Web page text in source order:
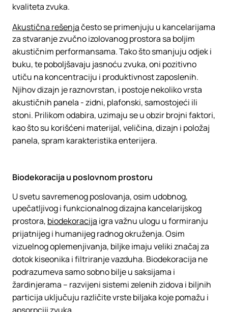
kvaliteta zvuka.
Akustična rešenjačesto se primenjuju u kancelarijama
za stvaranje zvučno izolovanog prostora sa boljim
akustičnim performansama. Tako što smanjuju odjek i
buku, te poboljšavaju jasnoću zvuka, oni pozitivno
utiču na koncentraciju i produktivnost zaposlenih.
Njihov dizajn je raznovrstan, i postoje nekoliko vrsta
akustičnih panela - zidni, plafonski, samostojeći ili
stoni. Prilikom odabira, uzimaju se u obzir brojni faktori,
kao što su korišćeni materijal, veličina, dizajn i položaj
panela, spram karakteristika enterijera.
Biodekoracija u poslovnom prostoru
U svetu savremenog poslovanja, osim udobnog,
upečatljivog i funkcionalnog dizajna kancelarijskog
prostora, biodekoracija igra važnu ulogu u formiranju
prijatnijeg i humanijeg radnog okruženja. Osim
vizuelnog oplemenjivanja, biljke imaju veliki značaj za
dotok kiseonika i filtriranje vazduha. Biodekoracija ne
podrazumeva samo sobno bilje u saksijama i
žardinjerama – razvijeni sistemi zelenih zidova i biljnih
particija uključuju različite vrste biljaka koje pomažu i